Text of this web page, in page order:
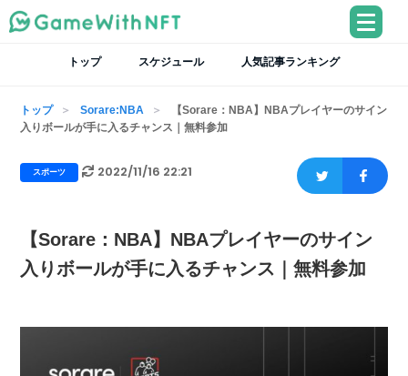
トップ スケジュール 人気記事ランキング
トップ Sorare:NBA
【Sorare：NBA】NBAプレイヤーのサイン
入りボールが手に入るチャンス｜無料参加
スポーツ 2022/11/16 22:21
【Sorare：NBA】NBAプレイヤーのサイン
入りボールが手に入るチャンス｜無料参加